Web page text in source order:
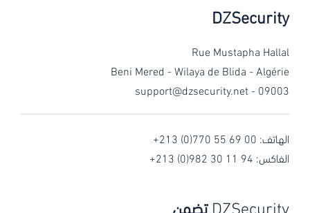
DZSecurity
Rue Mustapha Hallal
Beni Mered - Wilaya de Blida - Algérie
09003 -
support@dzsecurity.net
الهاتف: +213 (0)770 55 69 00
الفاكس: +213 (0)982 30 11 94
DZSecurityتضمن